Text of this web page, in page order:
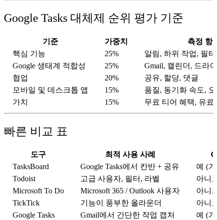
Google Tasks 대체제 순위 평가 기준
기준 가중치
측정 항
핵심 기능
25%
알림, 하위 작업, 필
Google 생태계 적합성
25%
Gmail, 캘린더, 드라
협업
20%
공유, 할당, 댓글
모바일 및 데스크톱 앱
15%
품질, 동기화 속도,
가치
15% 무료 티어 혜택, 유료
빠른 비교 표
도구 최적 사용 사례
TasksBoard
Google Tasks에서 칸반 + 공유
예 (
Todoist
고급 사용자, 필터, 라벨
아니
Microsoft To Do
Microsoft 365 / Outlook 사용자
아니
TickTick
기능이 풍부한 올라운더
아니
Google Tasks
Gmail에서 간단한 작업 캡처 예 (